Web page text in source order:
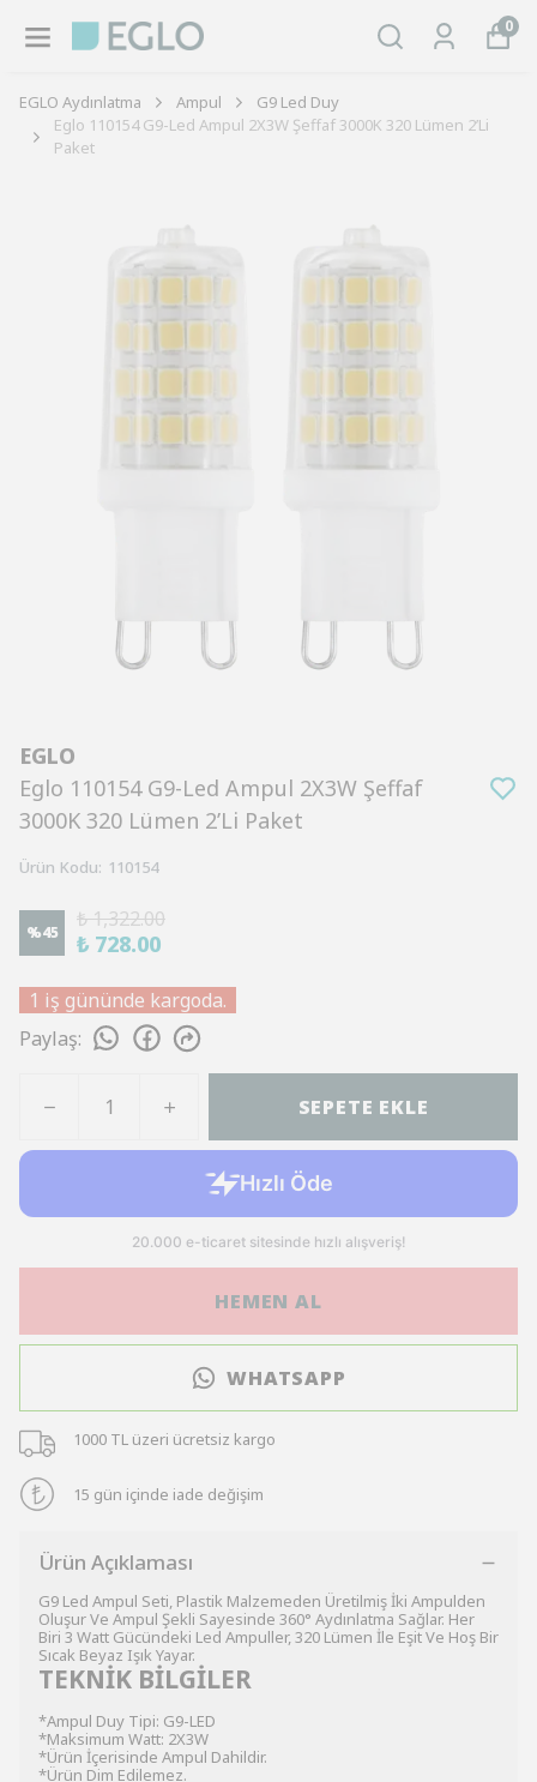
0
EGLO Aydınlatma Ampul
G9 Led Duy
Eglo 110154 G9-Led Ampul 2X3W Şeffaf 3000K 320 Lümen 2’Li
Paket
EGLO
Eglo 110154 G9-Led Ampul 2X3W Şeffaf
3000K 320 Lümen 2’Li Paket
Ürün Kodu: 110154
%45
₺ 1,322.00
₺ 728.00
1 iş gününde kargoda.
Paylaş:
SEPETE EKLE
HEMEN AL
WHATSAPP
1000 TL üzeri ücretsiz kargo
15 gün içinde iade değişim
Ürün Açıklaması
G9 Led Ampul Seti, Plastik Malzemeden Üretilmiş İki Ampulden
Oluşur Ve Ampul Şekli Sayesinde 360° Aydınlatma Sağlar. Her
Biri 3 Watt Gücündeki Led Ampuller, 320 Lümen İle Eşit Ve Hoş Bir
Sıcak Beyaz Işık Yayar.
TEKNİK BİLGİLER
*Ampul Duy Tipi: G9-LED
*Maksimum Watt: 2X3W
*Ürün İçerisinde Ampul Dahildir.
*Ürün Dim Edilemez.